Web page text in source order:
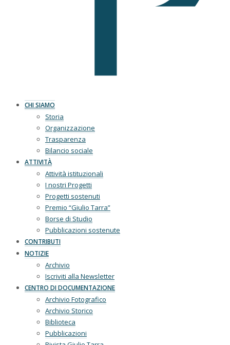
CHI SIAMO
Storia
Organizzazione
Trasparenza
Bilancio sociale
ATTIVITÀ
Attività istituzionali
I nostri Progetti
Progetti sostenuti
Premio “Giulio Tarra”
Borse di Studio
Pubblicazioni sostenute
CONTRIBUTI
NOTIZIE
Archivio
Iscriviti alla Newsletter
CENTRO DI DOCUMENTAZIONE
Archivio Fotografico
Archivio Storico
Biblioteca
Pubblicazioni